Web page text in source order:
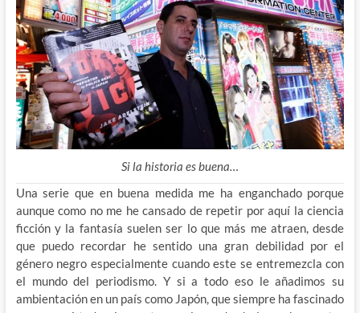
Si la historia es buena…
Una serie que en buena medida me ha enganchado porque
aunque como no me he cansado de repetir por aquí la ciencia
ficción y la fantasía suelen ser lo que más me atraen, desde
que puedo recordar he sentido una gran debilidad por el
género negro especialmente cuando este se entremezcla con
el mundo del periodismo. Y si a todo eso le añadimos su
ambientación en un país como Japón, que siempre ha fascinado